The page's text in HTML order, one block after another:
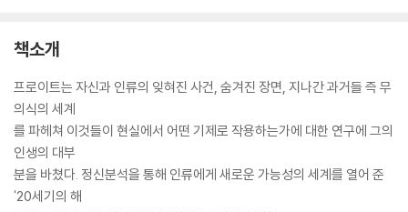
책소개
프로이트는 자신과 인류의 잊혀진 사건, 숨겨진 장면, 지나간 과거들 즉 무
의식의 세계
를 파헤쳐 이것들이 현실에서 어떤 기제로 작용하는가에 대한 연구에 그의
인생의 대부
분을 바쳤다. 정신분석을 통해 인류에게 새로운 가능성의 세계를 열어 준
'20세기의 해